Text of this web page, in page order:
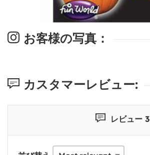
お客様の写真：
カスタマーレビュー:
レビュー 3